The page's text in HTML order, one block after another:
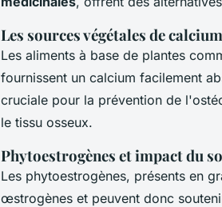
Les sources végétales de
Les aliments à base de plantes
fournissent un calcium facilement
cruciale pour la prévention de
le tissu osseux.
Phytoestrogènes et impact du
Les phytoestrogènes, présents en
œstrogènes et peuvent donc